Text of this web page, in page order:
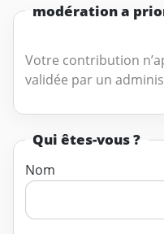
modération a
Votre contribution
validée par un
Qui êtes-vous ?
Nom